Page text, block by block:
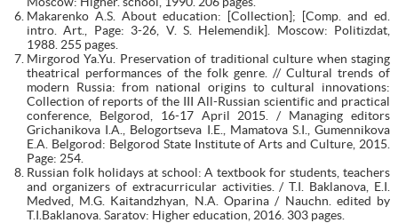
Makarenko A.S. About education: [Collection]; [Comp. and ed.
intro. Art., Page: 3-26, V. S. Helemendik]. Moscow: Politizdat,
1988. 255 pages.
Mirgorod Ya.Yu. Preservation of traditional culture when staging
theatrical performances of the folk genre. // Cultural trends of
modern Russia: from national origins to cultural innovations:
Collection of reports of the III All-Russian scientific and practical
conference, Belgorod, 16-17 April 2015. / Managing editors
Grichanikova I.A., Belogortseva I.E., Mamatova S.I., Gumennikova
E.A. Belgorod: Belgorod State Institute of Arts and Culture, 2015.
Page: 254.
Russian folk holidays at school: A textbook for students, teachers
and organizers of extracurricular activities. / T.I. Baklanova, E.I.
Medved, M.G. Kaitandzhyan, N.A. Oparina / Nauchn. edited by
T.I.Baklanova. Saratov: Higher education, 2016. 303 pages.